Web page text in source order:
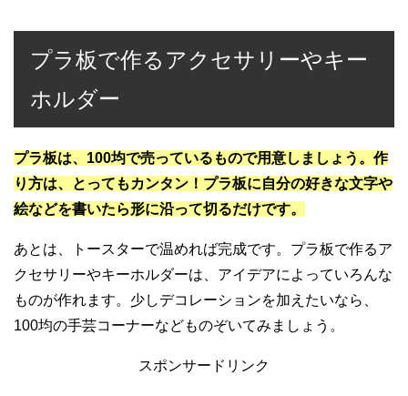
プラ板で作るアクセサリーやキー
ホルダー
プラ板は、100均で売っているもので用意しましょう。作
り方は、とってもカンタン！プラ板に自分の好きな文字や
絵などを書いたら形に沿って切るだけです。
あとは、トースターで温めれば完成です。プラ板で作るア
クセサリーやキーホルダーは、アイデアによっていろんな
ものが作れます。少しデコレーションを加えたいなら、
100均の手芸コーナーなどものぞいてみましょう。
スポンサードリンク